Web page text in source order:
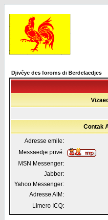
Djivêye des foroms di Berdelaedjes
Contak
Adresse emile:
Messaedje privé:
MSN Messenger:
Jabber:
Yahoo Messenger:
Adresse AIM:
Limero ICQ: